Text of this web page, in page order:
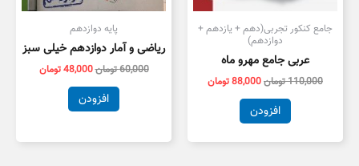
جامع کنکور تجربی(دهم + یازدهم +
دوازدهم)
عربی جامع مهرو ماه
110,000تومان88,000تومان
افزودن
پایه دوازدهم
ریاضی و آمار دوازدهم خیلی سبز
60,000تومان48,000تومان
افزودن